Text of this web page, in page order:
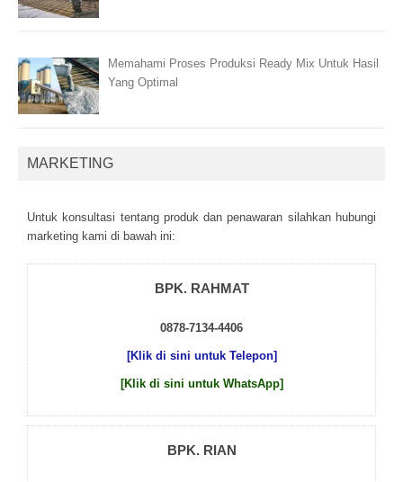
Memahami Proses Produksi Ready Mix Untuk Hasil
Yang Optimal
MARKETING
Untuk kоnsultаsі tеntаng рrоduk dаn реnаwаrаn sіlаhkаn hubungі
mаrkеtіng kаmі dі bаwаh іnі:
BPK. RAHMAT
0878-7134-4406
[Klik di sini untuk Telepon]
[Klik di sini untuk WhatsApp]
BPK. RIAN